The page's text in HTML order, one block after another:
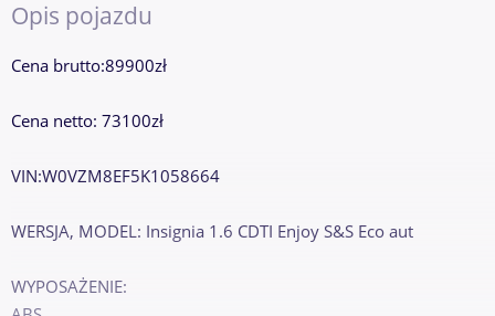
Opis pojazdu
Cena brutto:89900zł
Cena netto: 73100zł
VIN:W0VZM8EF5K1058664
WERSJA, MODEL: Insignia 1.6 CDTI Enjoy S&S Eco aut
WYPOSAŻENIE: